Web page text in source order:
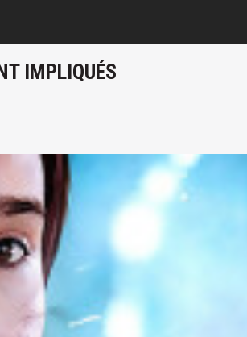
IMPLIQUÉS